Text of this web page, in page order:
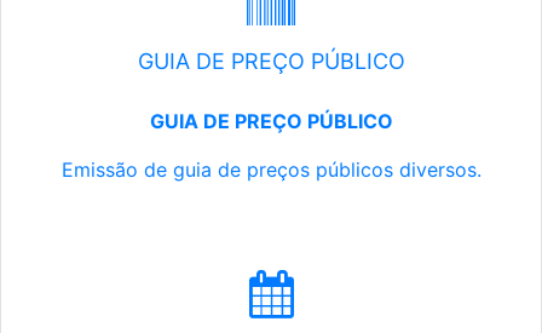
GUIA DE PREÇO PÚBLICO
GUIA DE PREÇO PÚBLICO
Emissão de guia de preços públicos diversos.